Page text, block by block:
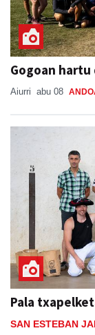
Gogoan
Aiurri abu 08
Pala
SAN ESTEBAN